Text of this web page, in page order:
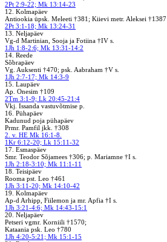
2Pt 2:9-22; Mk 13:14-23
12. Kolmapäev
Antiookia üpsk. Meleeti †381; Kiievi metr. Aleksei †1387
2Pt 3:1-18; Mk 13:24-31
13. Neljapäev
Vg-d Martinian, Sooja ja Fotiina †IV s.
1Jh 1:8-2:6; Mk 13:31-14:2
14. Reede
Sõbrapäev
Vg. Auksenti †470; psk. Aabraham †V s.
1Jh 2:7-17; Mk 14:3-9
15. Laupäev
Ap. Onesim †109
2Tm 3:1-9; Lk 20:45-21:4
Vkj. Issanda vastuvõtmise p.
16. Pühapäev
Kadunud poja pühapäev
Prmr. Pamfil jkk. †308
2. v. HE Mk 16:1-8.
1Kr 6:12-20; Lk 15:11-32
17. Esmaspäev
Smr. Teodor Sõjamees †306; p. Mariamne †I s.
1Jh 2:18-3:10; Mk 11:1-11
18. Teisipäev
Rooma pst. Leo †461
1Jh 3:11-20; Mk 14:10-42
19. Kolmapäev
Ap-d Arhipp, Fiilemon ja mr. Apfia †I s.
1Jh 3:21-4:6; Mk 14:43-15:1
20. Neljapäev
Petseri vgmr. Korniili †1570;
Kataania psk. Leo †780
1Jh 4:20-5:21; Mk 15:1-15